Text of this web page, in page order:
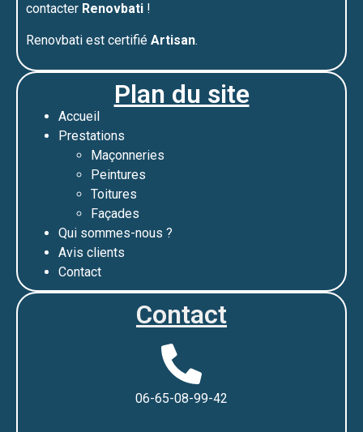
contacter Renovbati !
Renovbati est certifié Artisan.
Plan du site
Accueil
Prestations
Maçonneries
Peintures
Toitures
Façades
Qui sommes-nous ?
Avis clients
Contact
Contact
06-65-08-99-42